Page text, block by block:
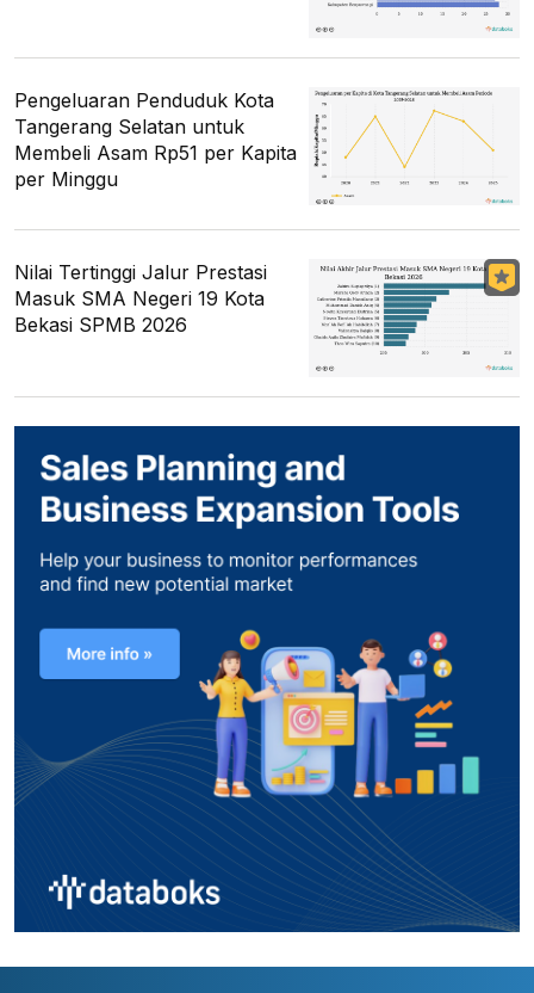
Pengeluaran Penduduk Kota
Tangerang Selatan untuk
Membeli Asam Rp51 per Kapita
per Minggu
Nilai Tertinggi Jalur Prestasi
Masuk SMA Negeri 19 Kota
Bekasi SPMB 2026